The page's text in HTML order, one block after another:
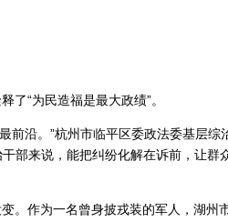
了“为民造福是最大政绩”。
前沿。”杭州市临平区委政法委基层综
部来说，能把纠纷化解在诉前，让群
。作为一名曾身披戎装的军人，湖州